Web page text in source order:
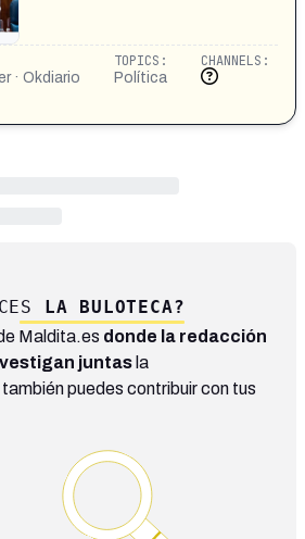
· Okdiario
TOPICS:
Política
CHANNELS:
LA BULOTECA?
Maldita.es donde la redacción
juntas la
puedes contribuir con tus